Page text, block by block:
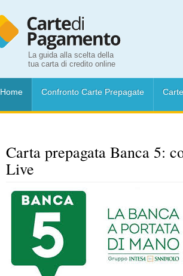
La guida alla scelta della
tua carta di credito online
Home Confronto Carte Prepagate
Carta prepagata Banca 5:
Live